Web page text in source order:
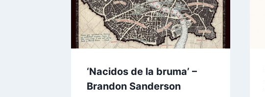
‘Nacidos de la bruma’ –
Brandon Sanderson